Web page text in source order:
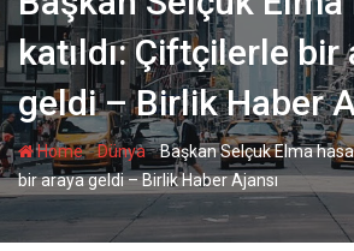
katıldı: Çiftçilerle bir
geldi – Birlik Haber
Home-Dünya-Başkan Selçuk Elma
bir araya geldi – Birlik Haber Ajansı